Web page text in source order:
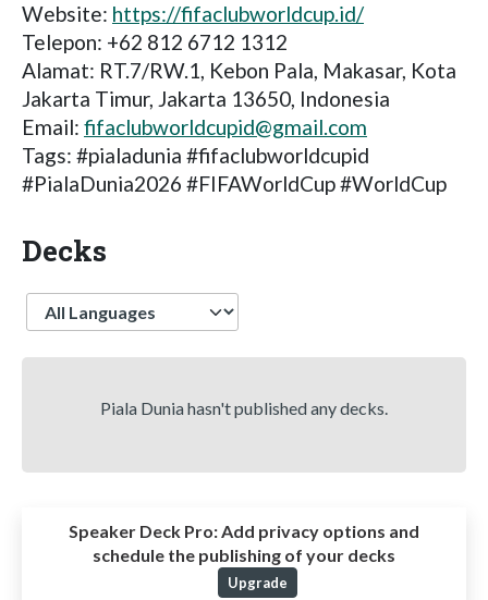
Website: https://fifaclubworldcup.id/
Telepon: +62 812 6712 1312
Alamat: RT.7/RW.1, Kebon Pala, Makasar, Kota
Jakarta Timur, Jakarta 13650, Indonesia
Email: fifaclubworldcupid@gmail.com
Tags: #pialadunia #fifaclubworldcupid
#PialaDunia2026 #FIFAWorldCup #WorldCup
Decks
Language
Piala Dunia hasn't published any decks.
Speaker Deck Pro: Add privacy options and
schedule the publishing of your decks
Upgrade